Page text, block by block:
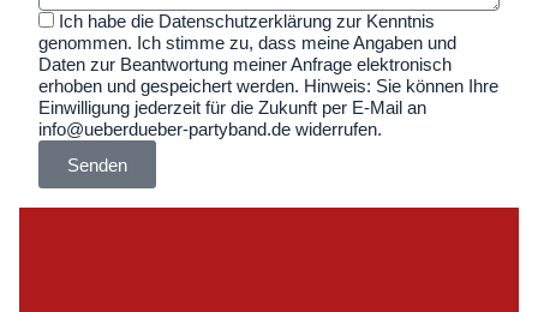
Ich habe die Datenschutzerklärung zur Kenntnis
genommen. Ich stimme zu, dass meine Angaben und
Daten zur Beantwortung meiner Anfrage elektronisch
erhoben und gespeichert werden. Hinweis: Sie können Ihre
Einwilligung jederzeit für die Zukunft per E-Mail an
info@ueberdueber-partyband.de widerrufen.
Senden